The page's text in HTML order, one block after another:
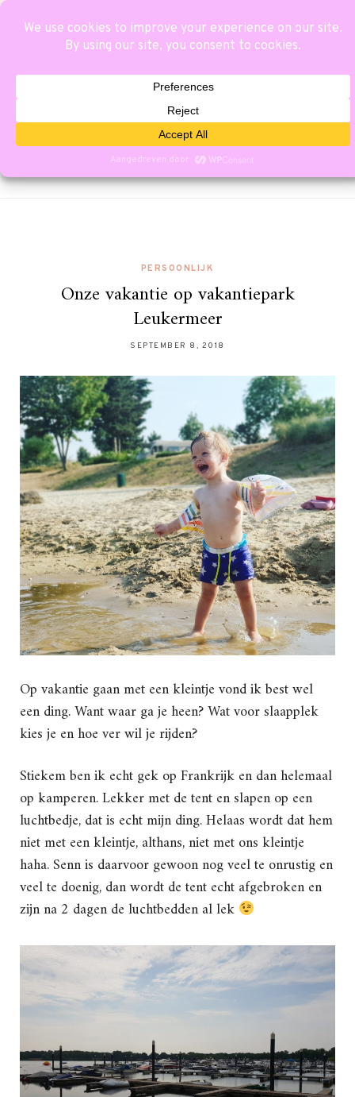
PERSOONLIJK
Onze vakantie op vakantiepark
Leukermeer
SEPTEMBER 8, 2018
Op vakantie gaan met een kleintje vond ik best wel
een ding. Want waar ga je heen? Wat voor slaapplek
kies je en hoe ver wil je rijden?
Stiekem ben ik echt gek op Frankrijk en dan helemaal
op kamperen. Lekker met de tent en slapen op een
luchtbedje, dat is echt mijn ding. Helaas wordt dat hem
niet met een kleintje, althans, niet met ons kleintje
haha. Senn is daarvoor gewoon nog veel te onrustig en
veel te doenig, dan wordt de tent echt afgebroken en
zijn na 2 dagen de luchtbedden al lek